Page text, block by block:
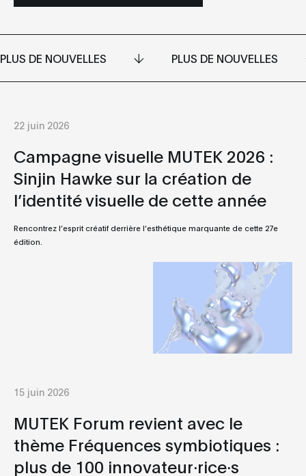
PLUS DE NOUVELLES PLUS DE NOUVELLES
22 juin 2026
Campagne visuelle MUTEK 2026 :
Sinjin Hawke sur la création de
l’identité visuelle de cette année
Rencontrez l’esprit créatif derrière l’esthétique marquante de cette 27e
édition.
15 juin 2026
MUTEK Forum revient avec le
thème Fréquences symbiotiques :
plus de 100 innovateur·rice·s